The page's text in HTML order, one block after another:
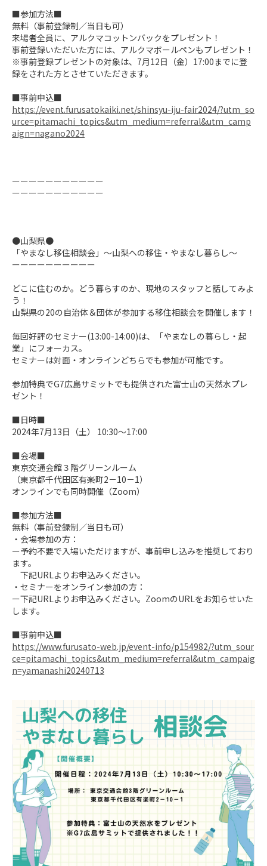
■参加方法■
無料（事前登録制／当日も可）
来場者全員に、アルクマコットンバックをプレゼント！
事前登録いただいた方には、アルクマボールペンもプレゼント！
※事前登録プレゼントの対象は、7月12日（金）17:00までに登
録をされた方とさせていただきます。
https://event.furusatokaiki.net/shinsyu-iju-fair2024/?utm_so
urce=pitamachi_topics&utm_medium=referral&utm_camp
aign=nagano2024
ーーーーーーーーーーー
ーーーーーーーーーーー
●山梨県●
「やまなし移住相談会」～山梨への移住・やまなし暮らし〜
ーーーーーーーーーー
どこに住むのか。どう暮らすのか、現地のスタッフと話してみよ
う！
山梨県の20の自治体＆団体が参加する移住相談会を開催します！
毎回好評のセミナー(13:00-14:00)は、「やまなしの暮らし・起
業」にフォーカス。
セミナーは対面・オンラインどちらでも参加が可能です。
参加特典でG7広島サミットでも提供された富士山の天然水プレ
ゼント！
■日時■
2024年7月13日（土） 10:30～17:00
■会場■
東京交通会館３階グリーンルーム
（東京都千代田区有楽町2－10－1）
オンラインでも同時開催（Zoom）
■参加方法■
無料（事前登録制／当日も可）
・会場参加の方：
ー予約不要で入場いただけますが、事前申し込みを推奨しており
ます。
下記URLよりお申込みください。
・セミナーをオンライン参加の方：
ー下記URLよりお申込みください。ZoomのURLをお知らせいた
します。
https://www.furusato-web.jp/event-info/p154982/?utm_sour
ce=pitamachi_topics&utm_medium=referral&utm_campaig
n=yamanashi20240713